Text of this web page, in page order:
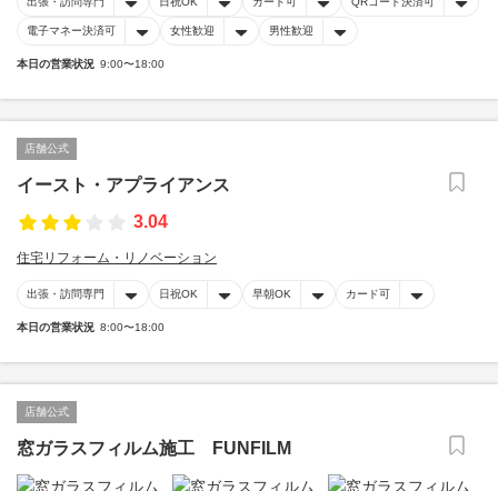
電子マネー決済可 女性歓迎 男性歓迎
本日の営業状況 9:00〜18:00
店舗公式
イースト・アプライアンス
3.04
住宅リフォーム・リノベーション
出張・訪問専門 日祝OK 早朝OK カード可
本日の営業状況 8:00〜18:00
店舗公式
窓ガラスフィルム施工 FUNFILM